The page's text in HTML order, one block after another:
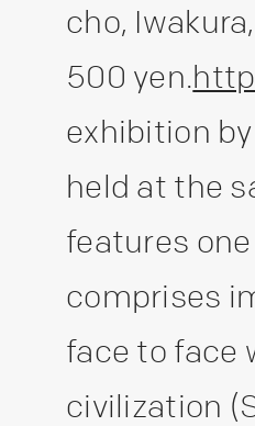
cho,
500 yen.
exhibition by
held at the
features
comprises
face to face
civilization